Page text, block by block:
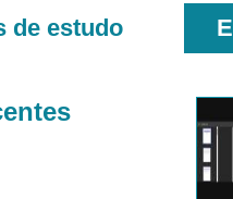
de estudo